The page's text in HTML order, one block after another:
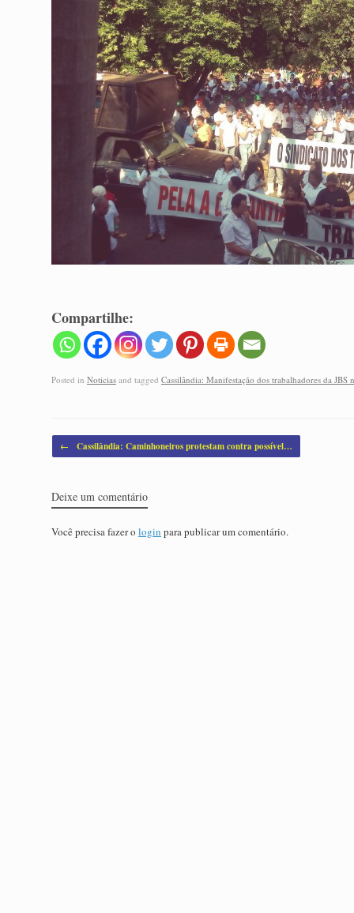
Compartilhe:
Posted in Noticias and tagged Cassilândia: Manifestação dos trabalhadores da JBS
Post navigation
← Cassilândia: Caminhoneiros protestam contra possível…
Deixe um comentário
Você precisa fazer o login para publicar um comentário.